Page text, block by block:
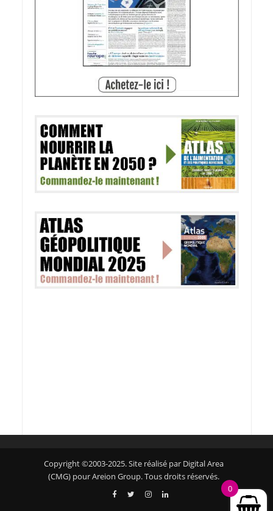
Copyright ©2003-2025. Site réalisé par Digital Area
(CMG) pour Areion Group. Tous droits réservés.
0